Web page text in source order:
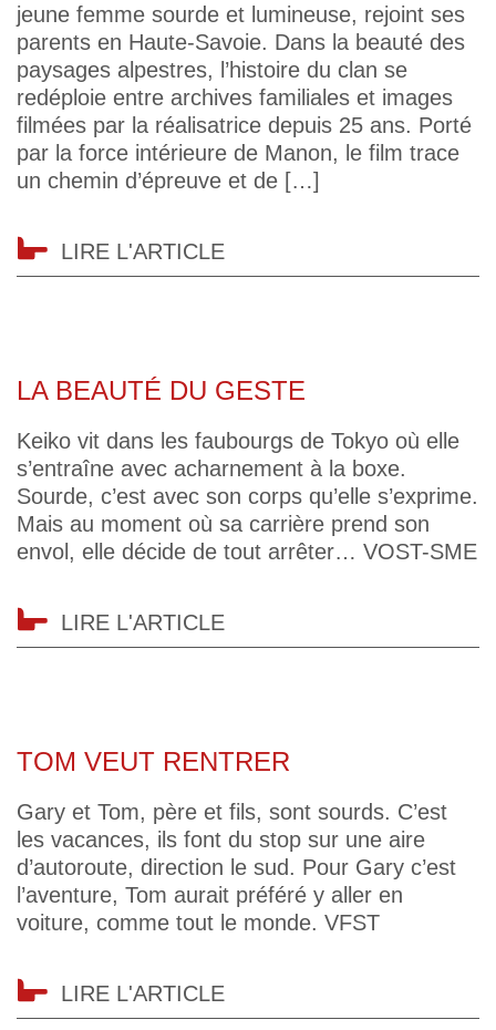
jeune femme sourde et lumineuse, rejoint ses
parents en Haute-Savoie. Dans la beauté des
paysages alpestres, l’histoire du clan se
redéploie entre archives familiales et images
filmées par la réalisatrice depuis 25 ans. Porté
par la force intérieure de Manon, le film trace
un chemin d’épreuve et de […]
LIRE L'ARTICLE
LA BEAUTÉ DU GESTE
Keiko vit dans les faubourgs de Tokyo où elle
s’entraîne avec acharnement à la boxe.
Sourde, c’est avec son corps qu’elle s’exprime.
Mais au moment où sa carrière prend son
envol, elle décide de tout arrêter… VOST-SME
LIRE L'ARTICLE
TOM VEUT RENTRER
Gary et Tom, père et fils, sont sourds. C’est
les vacances, ils font du stop sur une aire
d’autoroute, direction le sud. Pour Gary c’est
l’aventure, Tom aurait préféré y aller en
voiture, comme tout le monde. VFST
LIRE L'ARTICLE